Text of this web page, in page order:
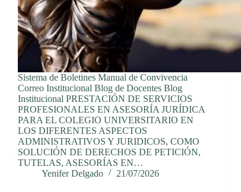
Sistema de Boletines Manual de Convivencia
Correo Institucional Blog de Docentes Blog
Institucional PRESTACIÓN DE SERVICIOS
PROFESIONALES EN ASESORÍA JURÍDICA
PARA EL COLEGIO UNIVERSITARIO EN
LOS DIFERENTES ASPECTOS
ADMINISTRATIVOS Y JURIDICOS, COMO
SOLUCIÓN DE DERECHOS DE PETICIÓN,
TUTELAS, ASESORÍAS EN…
Yenifer Delgado
21/07/2026